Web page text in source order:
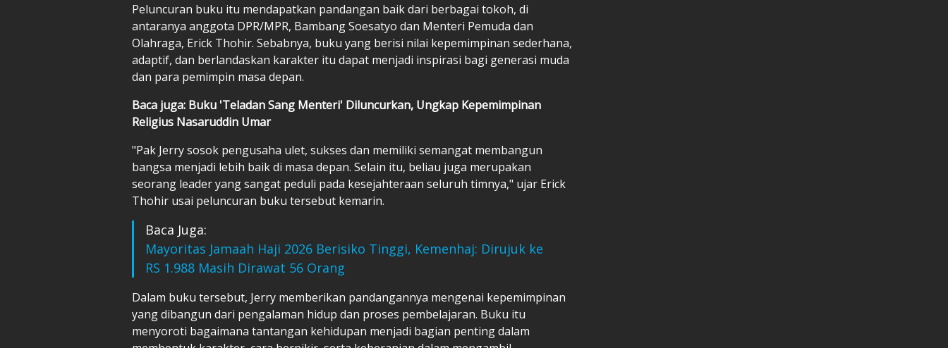
Peluncuran buku itu mendapatkan pandangan baik dari berbagai tokoh, di
antaranya anggota DPR/MPR, Bambang Soesatyo dan Menteri Pemuda dan
Olahraga, Erick Thohir. Sebabnya, buku yang berisi nilai kepemimpinan sederhana,
adaptif, dan berlandaskan karakter itu dapat menjadi inspirasi bagi generasi muda
dan para pemimpin masa depan.
Baca juga: Buku 'Teladan Sang Menteri' Diluncurkan, Ungkap Kepemimpinan
Religius Nasaruddin Umar
"Pak Jerry sosok pengusaha ulet, sukses dan memiliki semangat membangun
bangsa menjadi lebih baik di masa depan. Selain itu, beliau juga merupakan
seorang leader yang sangat peduli pada kesejahteraan seluruh timnya," ujar Erick
Thohir usai peluncuran buku tersebut kemarin.
Baca Juga:
Mayoritas Jamaah Haji 2026 Berisiko Tinggi, Kemenhaj: Dirujuk ke
RS 1.988 Masih Dirawat 56 Orang
Dalam buku tersebut, Jerry memberikan pandangannya mengenai kepemimpinan
yang dibangun dari pengalaman hidup dan proses pembelajaran. Buku itu
menyoroti bagaimana tantangan kehidupan menjadi bagian penting dalam